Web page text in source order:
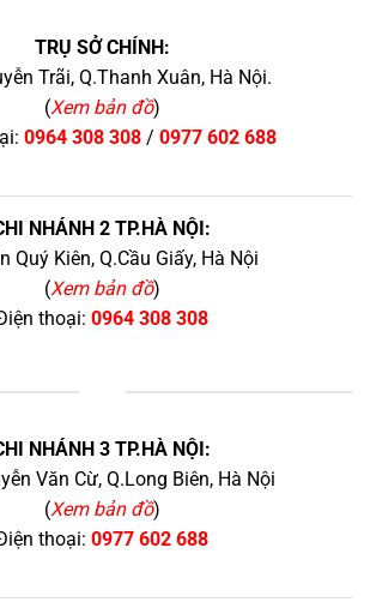
TRỤ SỞ CHÍNH:
Trãi, Q.Thanh Xuân, Hà Nội.
(Xem bản đồ)
0964 308 308/ 0977 602 688
NHÁNH 2 TP.HÀ NỘI:
Quý Kiên, Q.Cầu Giấy, Hà Nội
(Xem bản đồ)
thoại: 0964 308 308
NHÁNH 3 TP.HÀ NỘI:
Văn Cừ, Q.Long Biên, Hà Nội
(Xem bản đồ)
thoại: 0977 602 688